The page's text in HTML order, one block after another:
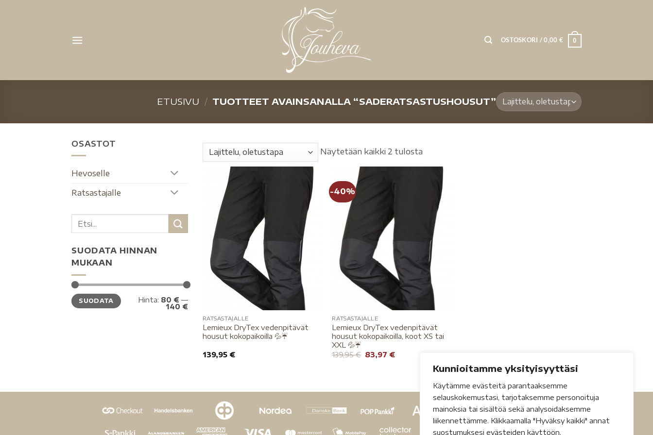
Kunnioitamme yksityisyyttäsi
Käytämme evästeitä parantaaksemme
selauskokemustasi, tarjotaksemme personoituja
mainoksia tai sisältöä sekä analysoidaksemme
liikennettämme. Klikkaamalla "Hyväksy kaikki" annat
suostumuksesi evästeiden käyttöön.
OSTOSKORI /0,00 € 0
ETUSIVU / TUOTTEET AVAINSANALLA “SADERATSASTUSHOUSUT”
OSASTOT
Hevoselle
Ratsastajalle
SUODATA HINNAN
MUKAAN
SUODATA Hinta: 80 € —
140 €
Näytetään kaikki 2 tulosta
RATSASTAJALLE
Lemieux DryTex vedenpitävät
housut kokopaikoilla 💦☔️
139,95 €
-40%
RATSASTAJALLE
Lemieux DryTex vedenpitävät
housut kokopaikoilla, koot XS tai
XXL 💦☔️
139,95€ 83,97 €